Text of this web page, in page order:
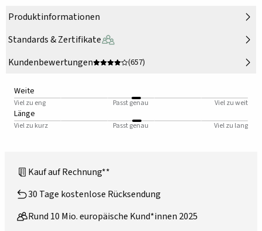
Produktinformationen
Standards & Zertifikate
Kundenbewertungen
(657)
Weite
Viel zu eng Passt genau Viel zu weit
Länge
Viel zu kurz Passt genau Viel zu lang
Kauf auf Rechnung**
30 Tage kostenlose Rücksendung
Rund 10 Mio. europäische Kund*innen 2025